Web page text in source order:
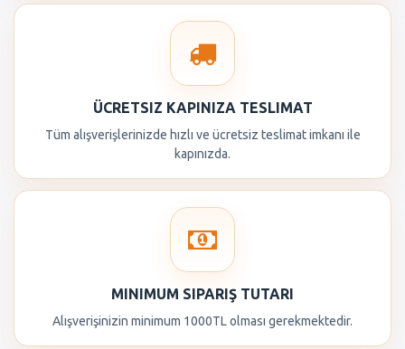
ÜCRETSIZ KAPINIZA TESLIMAT
Tüm alışverişlerinizde hızlı ve ücretsiz teslimat imkanı ile
kapınızda.
MINIMUM SIPARIŞ TUTARI
Alışverişinizin minimum 1000TL olması gerekmektedir.